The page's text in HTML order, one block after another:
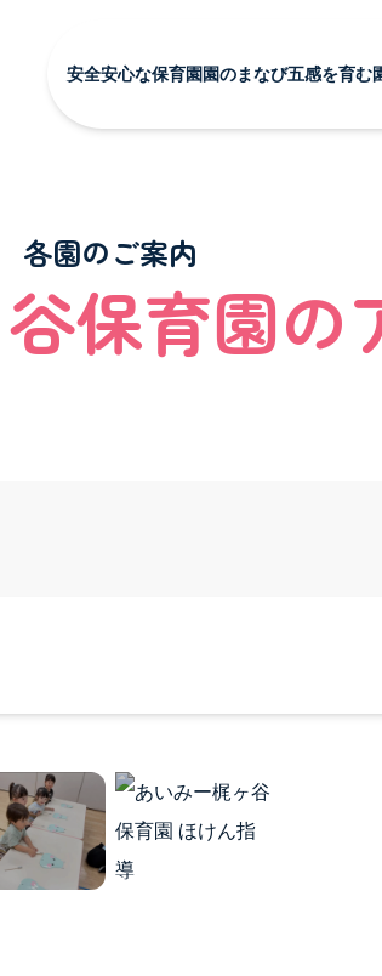
安全安心な保育園
SDGsの取り組み
保護者向けサービス
園のまなび五感を育む
園のまなび
園のまなび TOP
お知らせ
各園のご案内
保育園の